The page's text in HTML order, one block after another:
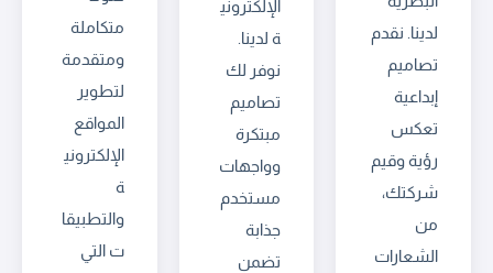
لدينا. نقدم
تصاميم
إبداعية
تعكس
رؤية وقيم
شركتك،
من
الشعارات
الإلكتروني
ة لدينا.
نوفر لك
تصاميم
مبتكرة
وواجهات
مستخدم
جذابة
تضمن
متكاملة
ومتقدمة
لتطوير
المواقع
الإلكتروني
ة
والتطبيقا
ت التي